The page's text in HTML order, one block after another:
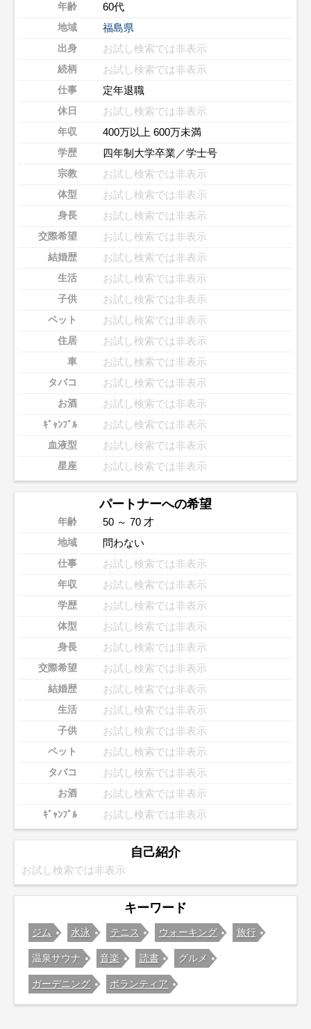
年齢 60代
地域 福島県
出身 お試し検索では非表示
続柄 お試し検索では非表示
仕事 定年退職
休日 お試し検索では非表示
年収 400万以上 600万未満
学歴 四年制大学卒業／学士号
宗教 お試し検索では非表示
体型 お試し検索では非表示
身長 お試し検索では非表示
交際希望 お試し検索では非表示
結婚歴 お試し検索では非表示
生活 お試し検索では非表示
子供 お試し検索では非表示
ペット お試し検索では非表示
住居 お試し検索では非表示
車 お試し検索では非表示
タバコ お試し検索では非表示
お酒 お試し検索では非表示
ｷﾞｬﾝﾌﾞﾙ お試し検索では非表示
血液型 お試し検索では非表示
星座 お試し検索では非表示
パートナーへの希望
年齢 50 ～ 70 才
地域 問わない
仕事 お試し検索では非表示
年収 お試し検索では非表示
学歴 お試し検索では非表示
体型 お試し検索では非表示
身長 お試し検索では非表示
交際希望 お試し検索では非表示
結婚歴 お試し検索では非表示
生活 お試し検索では非表示
子供 お試し検索では非表示
ペット お試し検索では非表示
タバコ お試し検索では非表示
お酒 お試し検索では非表示
ｷﾞｬﾝﾌﾞﾙ お試し検索では非表示
自己紹介
お試し検索では非表示
キーワード
ジム 水泳 テニス ウォーキング 旅行
温泉サウナ 音楽 読書 グルメ
ガーデニング ボランティア